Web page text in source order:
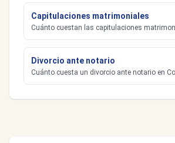
Capitulaciones matrimoniales
Cuánto cuestan las capitulaciones
Divorcio ante notario
Cuánto cuesta un divorcio ante notario en